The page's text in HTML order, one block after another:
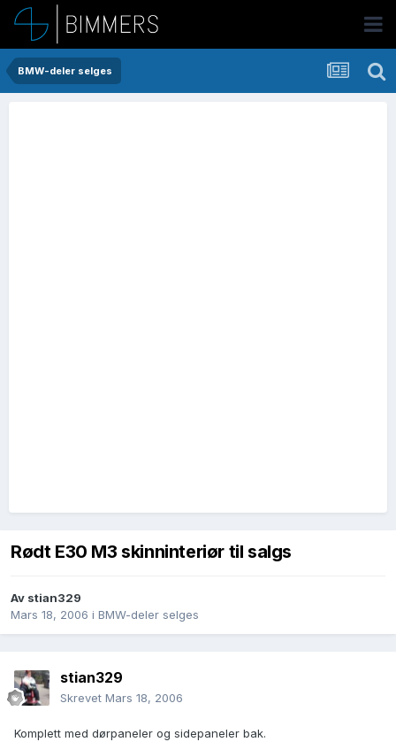
BMW-deler selges
Rødt E30 M3 skinninteriør til salgs
Av stian329
Mars 18, 2006 i BMW-deler selges
stian329
Skrevet Mars 18, 2006
Komplett med dørpaneler og sidepaneler bak.